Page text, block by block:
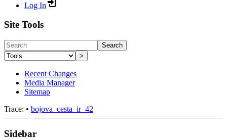
Log In
Site Tools
Search
>
Recent Changes
Media Manager
Sitemap
Trace: • bojova_cesta_ir_42
Sidebar